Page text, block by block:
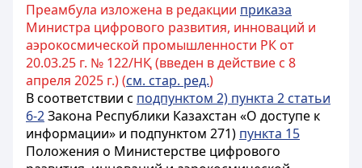
Преамбула изложена в редакции приказа
Министра цифрового развития, инноваций и
аэрокосмической промышленности РК от
20.03.25 г. № 122/НҚ (введен в действие с 8
апреля 2025 г.) (см. стар. ред.)
В соответствии с подпунктом 2) пункта 2 статьи
6-2Закона Республики Казахстан «О доступе к
информации» и подпунктом 271) пункта 15
Положения о Министерстве цифрового